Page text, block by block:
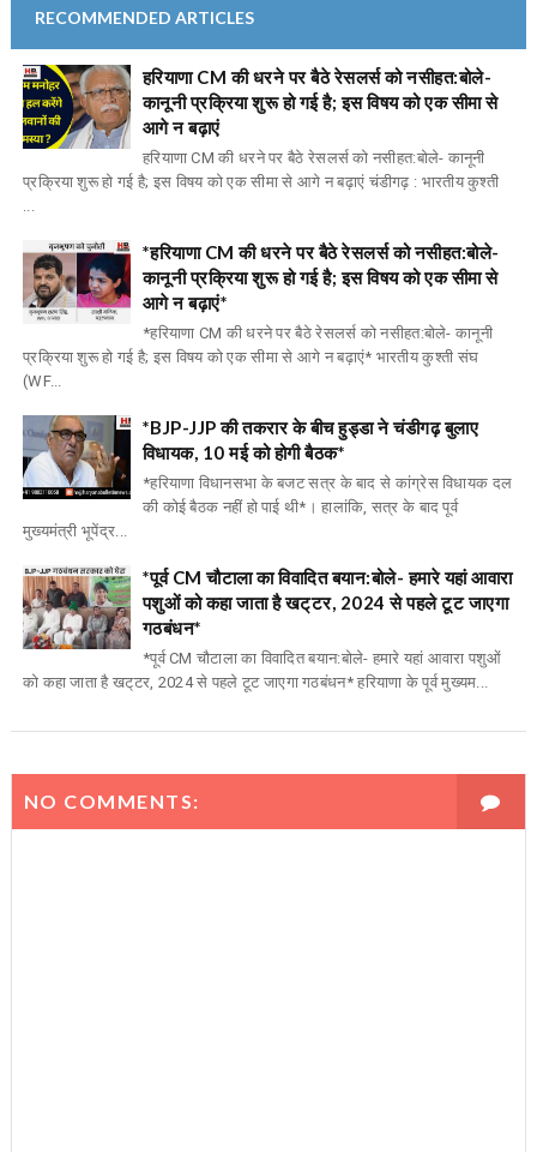
RECOMMENDED ARTICLES
हरियाणा CM की धरने पर बैठे रेसलर्स को नसीहत:बोले-
कानूनी प्रक्रिया शुरू हो गई है; इस विषय को एक सीमा से
आगे न बढ़ाएं
हरियाणा CM की धरने पर बैठे रेसलर्स को नसीहत:बोले- कानूनी
प्रक्रिया शुरू हो गई है; इस विषय को एक सीमा से आगे न बढ़ाएं चंडीगढ़ : भारतीय कुश्ती
...
*हरियाणा CM की धरने पर बैठे रेसलर्स को नसीहत:बोले-
कानूनी प्रक्रिया शुरू हो गई है; इस विषय को एक सीमा से
आगे न बढ़ाएं*
*हरियाणा CM की धरने पर बैठे रेसलर्स को नसीहत:बोले- कानूनी
प्रक्रिया शुरू हो गई है; इस विषय को एक सीमा से आगे न बढ़ाएं* भारतीय कुश्ती संघ
(WF...
*BJP-JJP की तकरार के बीच हुड्डा ने चंडीगढ़ बुलाए
विधायक, 10 मई को होगी बैठक*
*हरियाणा विधानसभा के बजट सत्र के बाद से कांग्रेस विधायक दल
की कोई बैठक नहीं हो पाई थी*। हालांकि, सत्र के बाद पूर्व
मुख्यमंत्री भूपेंद्र...
*पूर्व CM चौटाला का विवादित बयान:बोले- हमारे यहां आवारा
पशुओं को कहा जाता है खट्‌टर, 2024 से पहले टूट जाएगा
गठबंधन*
*पूर्व CM चौटाला का विवादित बयान:बोले- हमारे यहां आवारा पशुओं
को कहा जाता है खट्‌टर, 2024 से पहले टूट जाएगा गठबंधन* हरियाणा के पूर्व मुख्यम...
NO COMMENTS: